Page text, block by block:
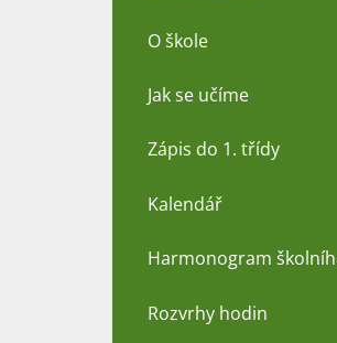
O škole
Jak se učíme
Zápis do 1. třídy
Kalendář
Harmonogram
Rozvrhy hodin